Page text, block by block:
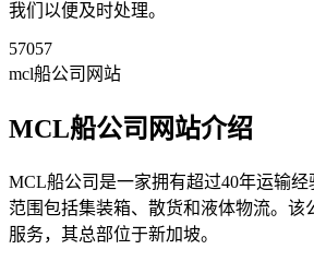
我们以便及时处理。
57057
mcl船公司网站
MCL船公司网站介绍
MCL船公司是一家拥有超过40年运输
范围包括集装箱、散货和液体物流。该
服务，其总部位于新加坡。